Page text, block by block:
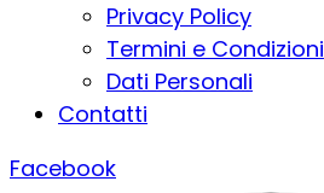
Privacy Policy
Termini e Condizioni
Dati Personali
Contatti
Facebook